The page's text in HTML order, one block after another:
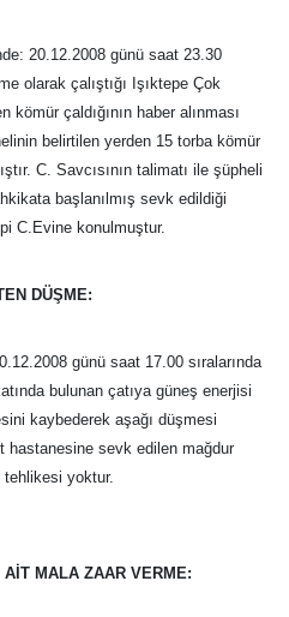
20.12.2008 günü saat 23.30
olarak çalıştığı Işıktepe Çok
çaldığının haber alınması
belirtilen yerden 15 torba kömür
C. Savcısının talimatı ile şüpheli
başlanılmış sevk edildiği
C.Evine konulmuştur.
DÜŞME:
günü saat 17.00 sıralarında
bulunan çatıya güneş enerjisi
kaybederek aşağı düşmesi
hastanesine sevk edilen mağdur
tehlikesi yoktur.
MALA ZAAR VERME: